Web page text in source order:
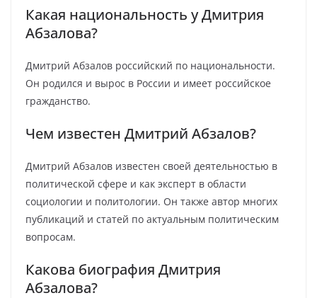
Какая национальность у Дмитрия
Абзалова?
Дмитрий Абзалов российский по национальности.
Он родился и вырос в России и имеет российское
гражданство.
Чем известен Дмитрий Абзалов?
Дмитрий Абзалов известен своей деятельностью в
политической сфере и как эксперт в области
социологии и политологии. Он также автор многих
публикаций и статей по актуальным политическим
вопросам.
Какова биография Дмитрия
Абзалова?